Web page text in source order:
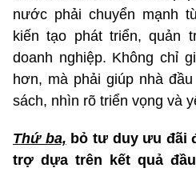
nước phải chuyển mạnh
kiến tạo phát triển, quản
doanh nghiệp. Không chỉ
hơn, mà phải giúp nhà
sách, nhìn rõ triển vọng và
Thứ ba, bỏ tư duy ưu đãi
trợ dựa trên kết quả